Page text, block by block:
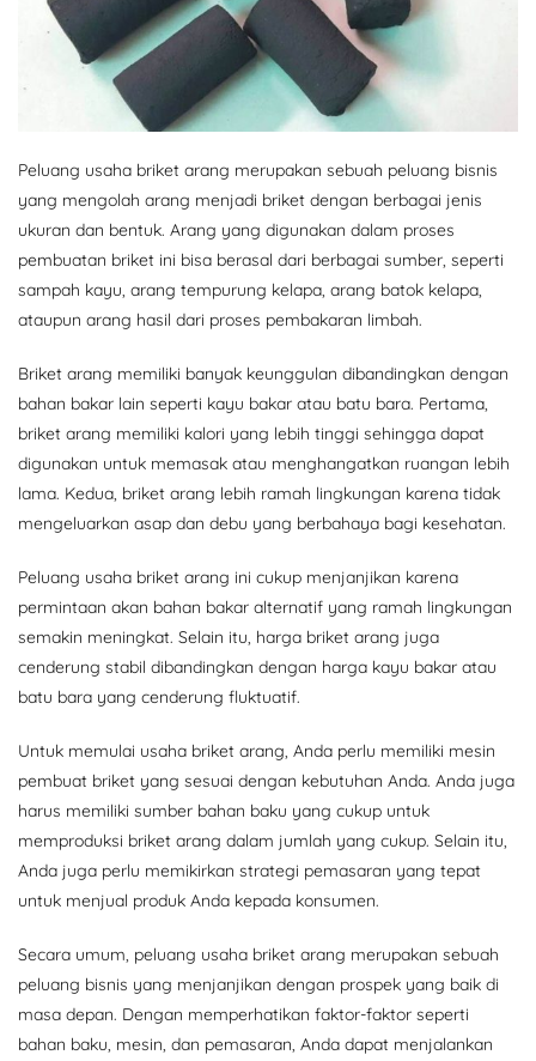
Peluang usaha briket arang merupakan sebuah peluang bisnis
yang mengolah arang menjadi briket dengan berbagai jenis
ukuran dan bentuk. Arang yang digunakan dalam proses
pembuatan briket ini bisa berasal dari berbagai sumber, seperti
sampah kayu, arang tempurung kelapa, arang batok kelapa,
ataupun arang hasil dari proses pembakaran limbah.
Briket arang memiliki banyak keunggulan dibandingkan dengan
bahan bakar lain seperti kayu bakar atau batu bara. Pertama,
briket arang memiliki kalori yang lebih tinggi sehingga dapat
digunakan untuk memasak atau menghangatkan ruangan lebih
lama. Kedua, briket arang lebih ramah lingkungan karena tidak
mengeluarkan asap dan debu yang berbahaya bagi kesehatan.
Peluang usaha briket arang ini cukup menjanjikan karena
permintaan akan bahan bakar alternatif yang ramah lingkungan
semakin meningkat. Selain itu, harga briket arang juga
cenderung stabil dibandingkan dengan harga kayu bakar atau
batu bara yang cenderung fluktuatif.
Untuk memulai usaha briket arang, Anda perlu memiliki mesin
pembuat briket yang sesuai dengan kebutuhan Anda. Anda juga
harus memiliki sumber bahan baku yang cukup untuk
memproduksi briket arang dalam jumlah yang cukup. Selain itu,
Anda juga perlu memikirkan strategi pemasaran yang tepat
untuk menjual produk Anda kepada konsumen.
Secara umum, peluang usaha briket arang merupakan sebuah
peluang bisnis yang menjanjikan dengan prospek yang baik di
masa depan. Dengan memperhatikan faktor-faktor seperti
bahan baku, mesin, dan pemasaran, Anda dapat menjalankan